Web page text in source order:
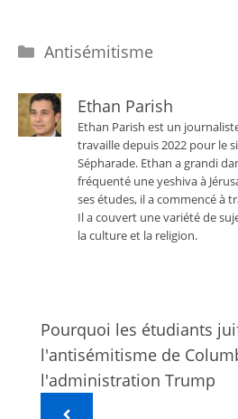
Catégories
Antisémitisme
Ethan Parish
Ethan Parish est un
travaille depuis 2022 pour le
Sépharade. Ethan a grandi
fréquenté une yeshiva à
ses études, il a commencé à
Il a couvert une variété de
la culture et la religion.
Pourquoi les étudiants
l'antisémitisme de
l'administration Trump